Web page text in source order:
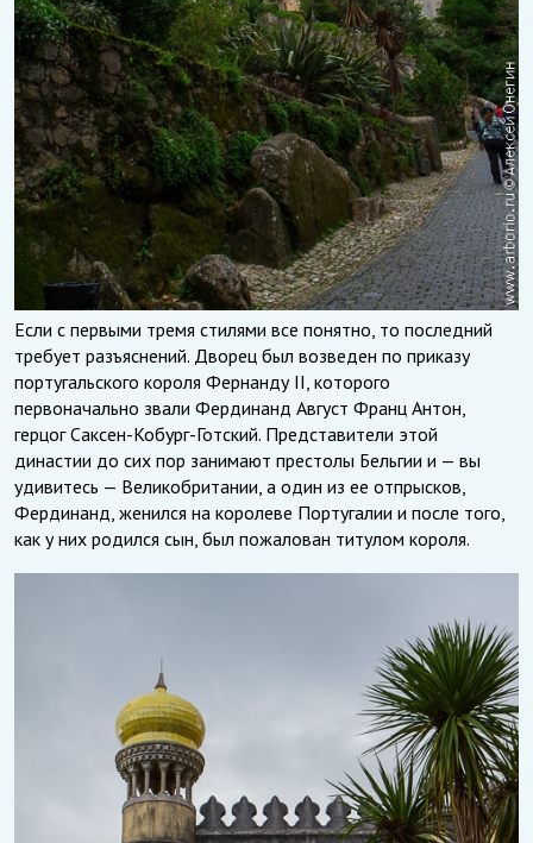
Если с первыми тремя стилями все понятно, то последний
требует разъяснений. Дворец был возведен по приказу
португальского короля Фернанду II, которого
первоначально звали Фердинанд Август Франц Антон,
герцог Саксен-Кобург-Готский. Представители этой
династии до сих пор занимают престолы Бельгии и — вы
удивитесь — Великобритании, а один из ее отпрысков,
Фердинанд, женился на королеве Португалии и после того,
как у них родился сын, был пожалован титулом короля.